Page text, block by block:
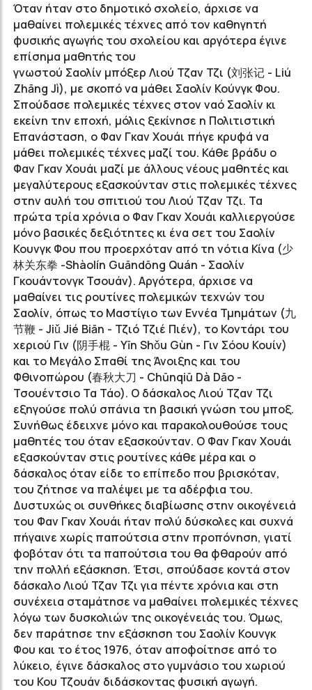
Όταν ήταν στο δημοτικό σχολείο, άρχισε να
μαθαίνει πολεμικές τέχνες από τον καθηγητή
φυσικής αγωγής του σχολείου και αργότερα έγινε
επίσημα μαθητής του
γνωστού Σαολίν μπόξερ Λιού Τζαν Τζι (刘张记 - Liú
Zhāng Jì), με σκοπό να μάθει Σαολίν Κούνγκ Φου.
Σπούδασε πολεμικές τέχνες στον ναό Σαολίν κι
εκείνη την εποχή, μόλις ξεκίνησε η Πολιτιστική
Επανάσταση, ο Φαν Γκαν Χουάι πήγε κρυφά να
μάθει πολεμικές τέχνες μαζί του. Κάθε βράδυ ο
Φαν Γκαν Χουάι μαζί με άλλους νέους μαθητές και
μεγαλύτερους εξασκούνταν στις πολεμικές τέχνες
στην αυλή του σπιτιού του Λιού Τζαν Τζι. Τα
πρώτα τρία χρόνια ο Φαν Γκαν Χουάι καλλιεργούσε
μόνο βασικές δεξιότητες κι ένα σετ του Σαολίν
Κουνγκ Φου που προερχόταν από τη νότια Κίνα (少
林关东拳 -Shàolín Guāndōng Quán - Σαολίν
Γκουάντονγκ Τσουάν). Αργότερα, άρχισε να
μαθαίνει τις ρουτίνες πολεμικών τεχνών του
Σαολίν, όπως το Μαστίγιο των Εννέα Τμημάτων (九
节鞭 - Jiǔ Jié Biān - Τζιό Τζιέ Πιέν), το Κοντάρι του
χεριού Γιν (阴手棍 - Yīn Shǒu Gùn - Γιν Σόου Κουίν)
και το Μεγάλο Σπαθί της Άνοιξης και του
Φθινοπώρου (春秋大刀 - Chūnqiū Dà Dāo -
Τσουέντσιο Τα Τάο). Ο δάσκαλος Λιού Τζαν Τζι
εξηγούσε πολύ σπάνια τη βασική γνώση του μποξ.
Συνήθως έδειχνε μόνο και παρακολουθούσε τους
μαθητές του όταν εξασκούνταν. Ο Φαν Γκαν Χουάι
εξασκούνταν στις ρουτίνες κάθε μέρα και ο
δάσκαλος όταν είδε το επίπεδο που βρισκόταν,
του ζήτησε να παλέψει με τα αδέρφια του.
Δυστυχώς οι συνθήκες διαβίωσης στην οικογένειά
του Φαν Γκαν Χουάι ήταν πολύ δύσκολες και συχνά
πήγαινε χωρίς παπούτσια στην προπόνηση, γιατί
φοβόταν ότι τα παπούτσια του θα φθαρούν από
την πολλή εξάσκηση. Έτσι, σπούδασε κοντά στον
δάσκαλο Λιού Τζαν Τζι για πέντε χρόνια και στη
συνέχεια σταμάτησε να μαθαίνει πολεμικές τέχνες
λόγω των δυσκολιών της οικογένειάς του. Όμως,
δεν παράτησε την εξάσκηση του Σαολίν Κουνγκ
Φου και το έτος 1976, όταν αποφοίτησε από το
λύκειο, έγινε δάσκαλος στο γυμνάσιο του χωριού
του Κου Τζουάν διδάσκοντας φυσική αγωγή.